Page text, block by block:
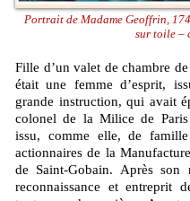
Portrait de Madame Geoffrin,
sur toile –
Fille d’un valet de chambre de la Dauphine, Marie-Thérèse Rodet
était une femme d’esprit,
grande instruction, qui avait
colonel de la Milice de
issu, comme elle, de
actionnaires de la
de Saint-Gobain. Après son
reconnaissance et entreprit